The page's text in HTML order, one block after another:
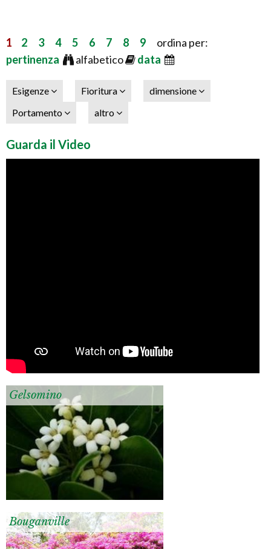
1 2 3 4 5 6 7 8 9 ordina per:
pertinenza
alfabetico data
Esigenze Fioritura
dimensione
Portamento
altro
Guarda il Video
Gelsomino
Bouganville